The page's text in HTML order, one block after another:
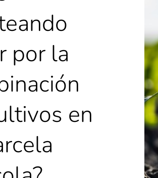
por la
en